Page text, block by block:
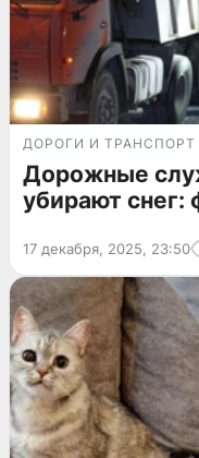
ДОРОГИ И ТРАНСПОРТ
Дорожные
убирают снег:
17 декабря, 2025, 23:50